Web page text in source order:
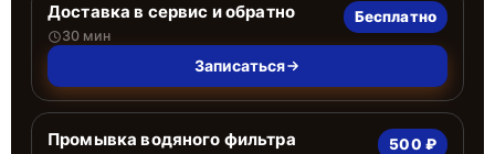
Доставка в сервис и обратно
30 мин
Бесплатно
Записаться
Промывка водяного фильтра 500 ₽